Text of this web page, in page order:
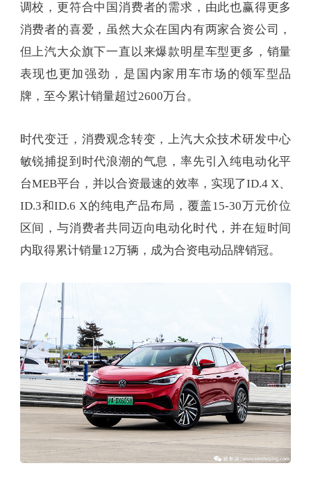
调校，更符合中国消费者的需求，由此也赢得更多
消费者的喜爱，虽然大众在国内有两家合资公司，
但上汽大众旗下一直以来爆款明星车型更多，销量
表现也更加强劲，是国内家用车市场的领军型品
牌，至今累计销量超过2600万台。
时代变迁，消费观念转变，上汽大众技术研发中心
敏锐捕捉到时代浪潮的气息，率先引入纯电动化平
台MEB平台，并以合资最速的效率，实现了ID.4 X、
ID.3和ID.6 X的纯电产品布局，覆盖15-30万元价位
区间，与消费者共同迈向电动化时代，并在短时间
内取得累计销量12万辆，成为合资电动品牌销冠。